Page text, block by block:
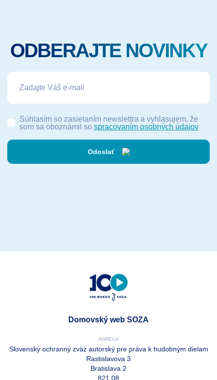
ODBERAJTE NOVINKY
Odoslať
Súhlasím so zasielaním newslettra a vyhlasujem, že
som sa oboznámil so spracovaním osobných údajov
Domovský web SOZA
ADRESA
Slovenský ochranný zväz autorský pre práva k hudobným dielam
Rastislavova 3
Bratislava 2
821 08